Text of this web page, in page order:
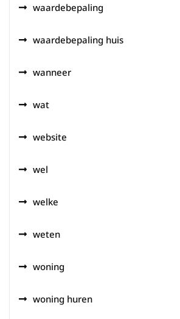
waardebepaling
waardebepaling huis
wanneer
wat
website
wel
welke
weten
woning
woning huren